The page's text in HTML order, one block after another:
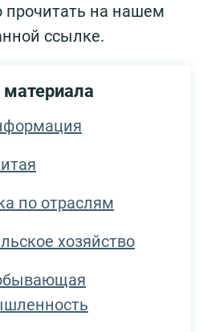
на нашем
ссылке.
по отраслям
хозяйство